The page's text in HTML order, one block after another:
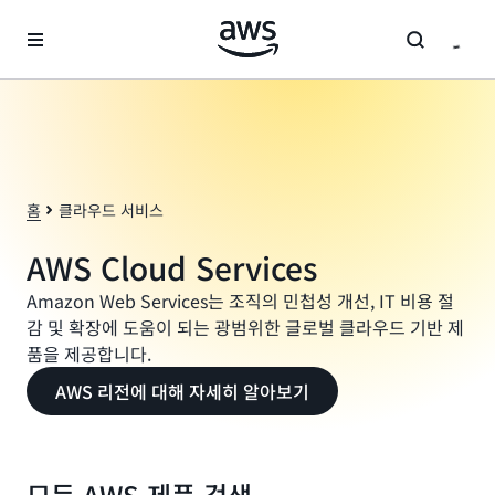
홈 클라우드 서비스
AWS Cloud Services
Amazon Web Services는 조직의 민첩성 개선, IT 비용 절
감 및 확장에 도움이 되는 광범위한 글로벌 클라우드 기반 제
품을 제공합니다.
AWS 리전에 대해 자세히 알아보기